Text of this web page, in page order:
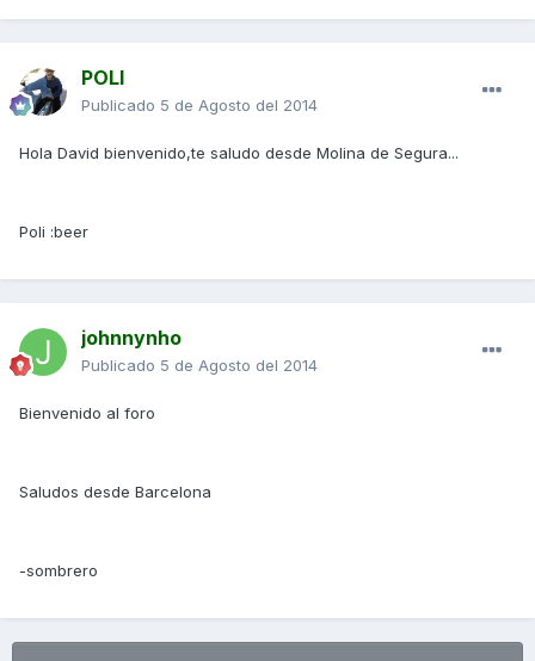
POLI
Publicado 5 de Agosto del 2014
Hola David bienvenido,te saludo desde Molina de Segura...
Poli :beer
johnnynho
Publicado 5 de Agosto del 2014
Bienvenido al foro
Saludos desde Barcelona
-sombrero